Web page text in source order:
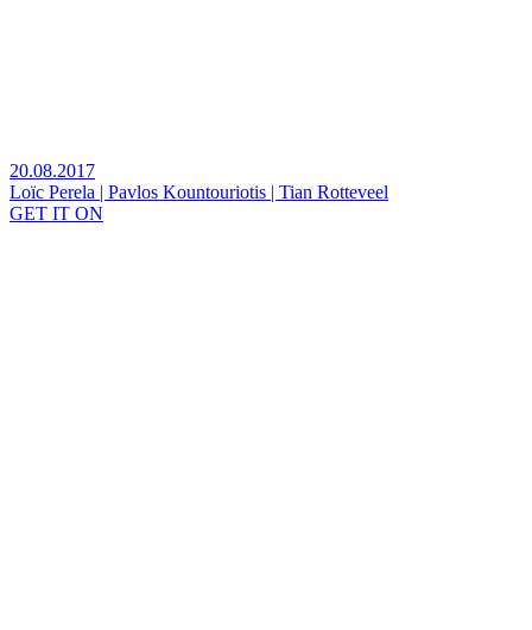
20.08.2017
Loïc Perela | Pavlos Kountouriotis | Tian Rotteveel
GET IT ON